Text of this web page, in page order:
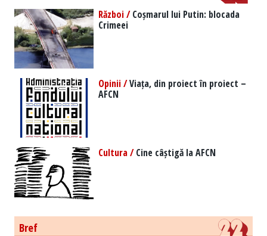
Război /Coșmarul lui Putin: blocada
Crimeei
Opinii /Viața, din proiect în proiect –
AFCN
Cultura /Cine câștigă la AFCN
Bref